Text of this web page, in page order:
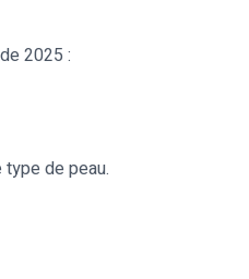
2025 :
de peau.